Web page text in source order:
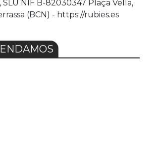
SLU NIF B-82030347 Plaça Vella,
(BCN) - https://rubies.es